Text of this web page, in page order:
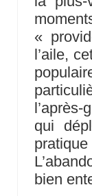
«
l’aile,
qui
bien